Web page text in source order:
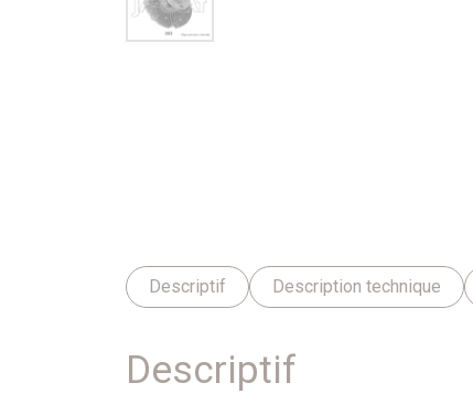
Descriptif Description technique
Descriptif